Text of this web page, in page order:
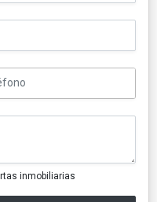
inmobiliarias